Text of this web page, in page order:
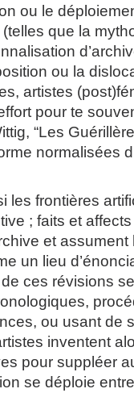
ou le
que la
ou la
artistes
pour te
“Les
normalisées
les frontières
; faits et
et
un lieu
ces révisions
ou usant de
inventent
pour suppléer
se déploie